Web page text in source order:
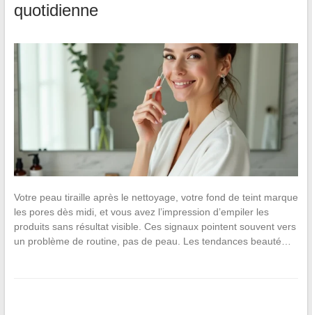
quotidienne
Votre peau tiraille après le nettoyage, votre fond de teint marque
les pores dès midi, et vous avez l’impression d’empiler les
produits sans résultat visible. Ces signaux pointent souvent vers
un problème de routine, pas de peau. Les tendances beauté…